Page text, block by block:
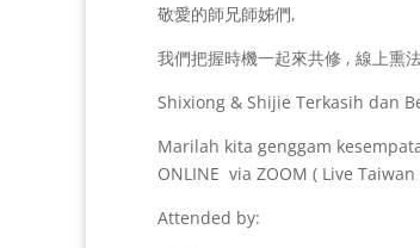
敬愛的師兄師姊們,
我們把握時機一起來共修 , 線上熏
Shixiong & Shijie Terkasih dan
Marilah kita genggam
ONLINE via ZOOM ( Live Taiwan
Attended by: